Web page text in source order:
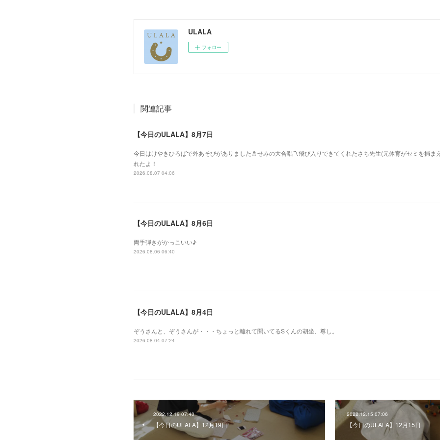
ULALA
フォロー
関連記事
【今日のULALA】8月7日
今日はけやきひろばで外あそびがありました🚿せみの大合唱〽飛び入りできてくれたさち先生(元体育がセミを捕ま
れたよ！
2026.08.07 04:06
【今日のULALA】8月6日
両手弾きがかっこいい♪
2026.08.06 06:40
【今日のULALA】8月4日
ぞうさんと、ぞうさんが・・・ちょっと離れて聞いてるSくんの胡坐、尊し。
2026.08.04 07:24
2022.12.19 07:40
【今日のULALA】12月19日
2022.12.15 07:06
【今日のULALA】12月15日